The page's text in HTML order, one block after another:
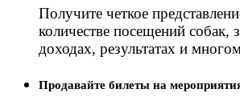
Получите четкое
количестве посещений собак,
доходах, результатах и
Продавайте билеты на